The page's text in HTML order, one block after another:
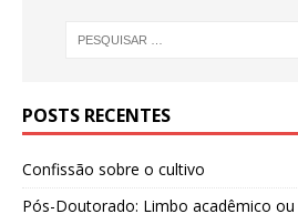
POSTS RECENTES
Confissão sobre o cultivo
Pós-Doutorado: Limbo acadêmico